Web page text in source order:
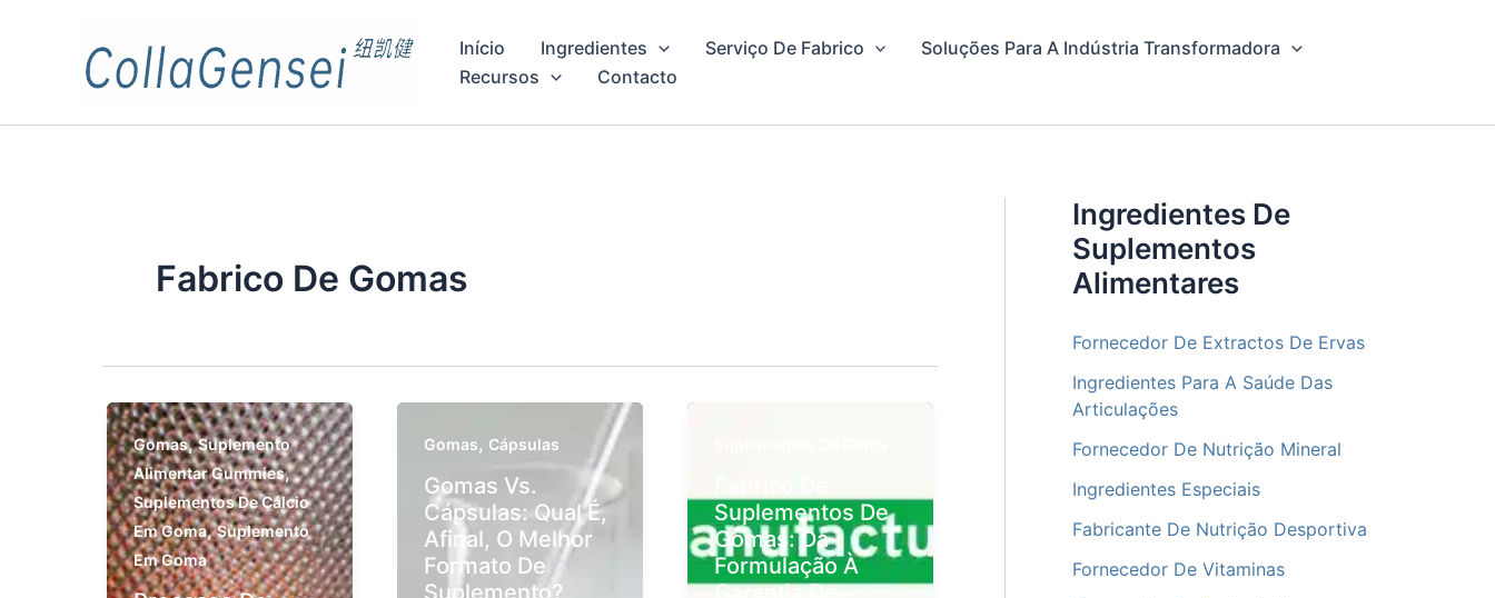
Início Ingredientes Serviço De Fabrico
Soluções Para A Indústria Transformadora
Recursos
Contacto
Fabrico De Gomas
Gomas,Suplemento
Alimentar Gummies,
Suplementos De Cálcio
Em Goma,Suplemento
Em Goma
Gomas, Cápsulas
Gomas Vs.
Cápsulas: Qual É,
Afinal, O Melhor
Formato De
Suplemento?
Suplementos De
Gomas: Da
Formulação À
Garantia De
Ingredientes De
Suplementos
Alimentares
Fornecedor De Extractos De Ervas
Ingredientes Para A Saúde Das
Articulações
Fornecedor De Nutrição Mineral
Ingredientes Especiais
Fabricante De Nutrição Desportiva
Fornecedor De Vitaminas